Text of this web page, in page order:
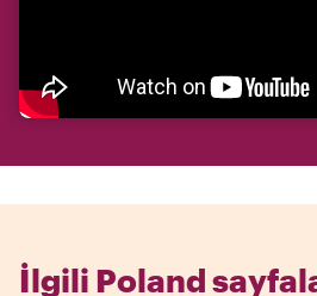
İlgili Poland